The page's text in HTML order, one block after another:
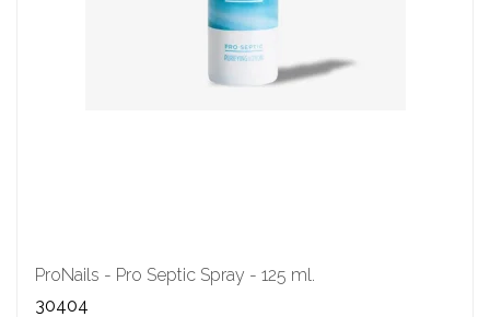
ProNails - Pro Septic Spray - 125 ml.
30404